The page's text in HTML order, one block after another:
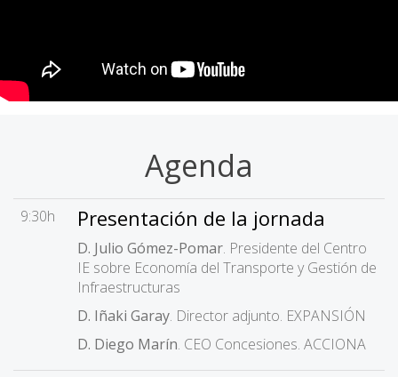
Agenda
9:30h Presentación de la jornada
D. Julio Gómez-Pomar. Presidente del Centro
IE sobre Economía del Transporte y Gestión de
Infraestructuras
D. Iñaki Garay. Director adjunto. EXPANSIÓN
D. Diego Marín. CEO Concesiones. ACCIONA